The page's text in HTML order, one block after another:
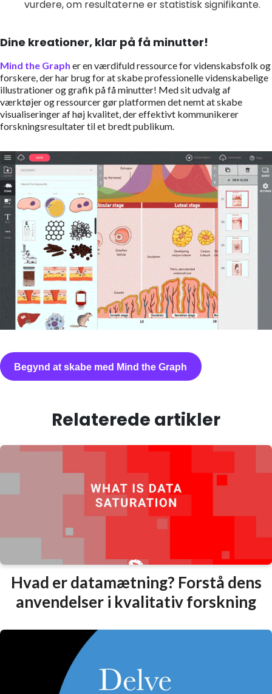
vurdere, om resultaterne er statistisk signifikante.
Dine kreationer, klar på få minutter!
Mind the Graph er en værdifuld ressource for videnskabsfolk og
forskere, der har brug for at skabe professionelle videnskabelige
illustrationer og grafik på få minutter! Med sit udvalg af
værktøjer og ressourcer gør platformen det nemt at skabe
visualiseringer af høj kvalitet, der effektivt kommunikerer
forskningsresultater til et bredt publikum.
Begynd at skabe med Mind the Graph
Relaterede artikler
Hvad er datamætning? Forstå dens
anvendelser i kvalitativ forskning